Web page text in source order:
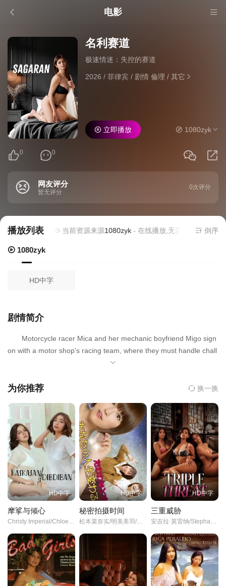
电影
名利赛道
极速情迷：失控的赛道
2026 / 菲律宾 / 剧情 倫理/ 其它
0 0
立即播放 1080zyk
网友评分
暂无评分
0次评分
播放列表 当前资源来源1080zyk- 在线播放,无需安装播放器倒序
1080zyk
HD中字
剧情简介
Motorcycle racer Mica and her mechanic boyfriend Migo sign
on with a motor shop's racing team, where they must handle chall
enging new dynamics that test their skills and relationship to the b
为你推荐 换一换
HD中字
摩挲与倾心
Christy Imperial/Chloe Jenna/
HD中字
秘密拍摄时间
松本菜奈实/明美美羽/并木塔子/山科圭太/川瀬陽太/千浦僚/
HD中字
三重威胁
安吉拉·莫雷纳/Stephanie Raz/米凯拉·拉兹/